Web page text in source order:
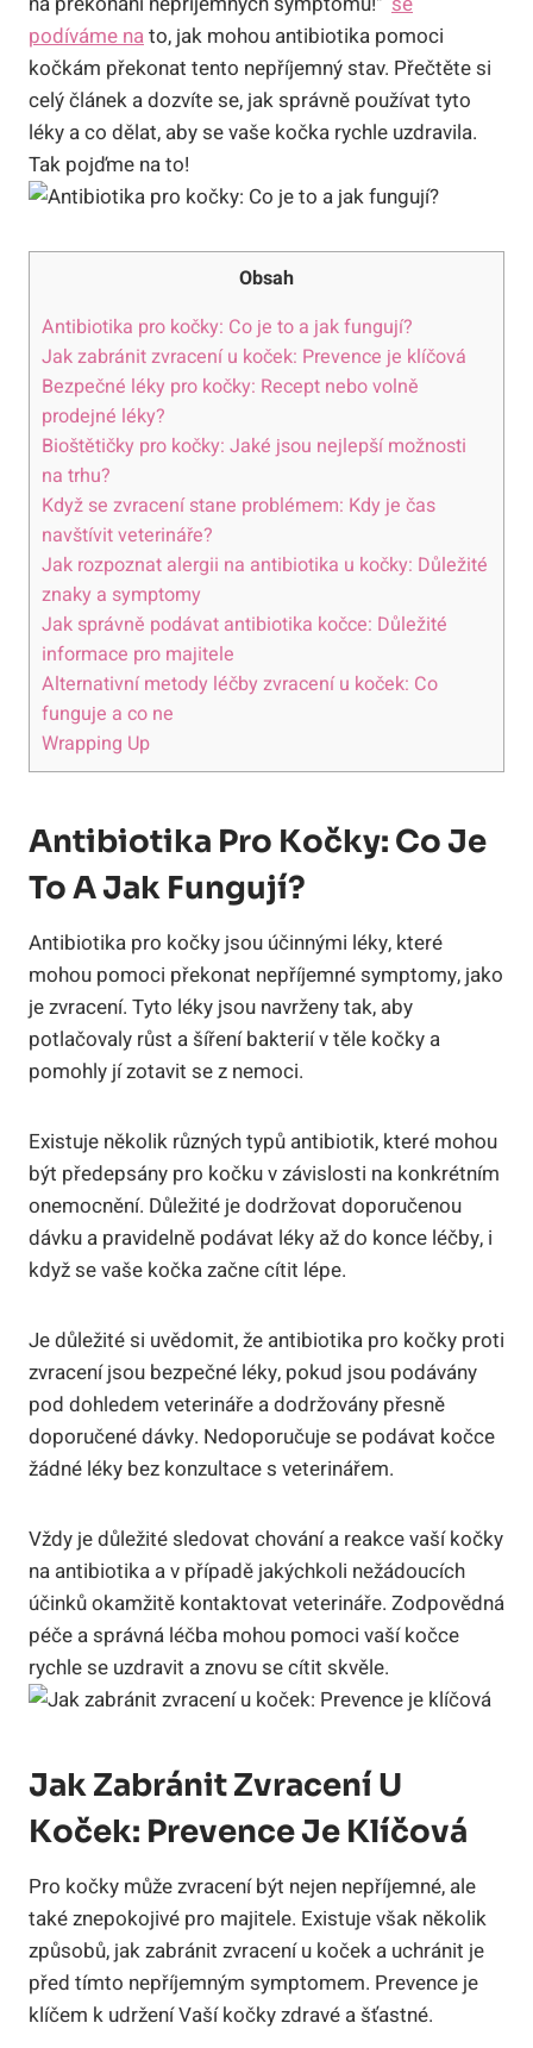
podíváme⁣ na⁢ to, jak mohou antibiotika pomoci
kočkám překonat tento nepříjemný stav. Přečtěte si
celý článek a dozvíte⁢ se, jak správně používat ⁣tyto
léky a co dělat, aby se vaše ⁤kočka rychle ‍uzdravila.‌
Tak pojďme na to!
Obsah
Antibiotika pro kočky: Co je to a​ jak fungují?
Jak zabránit zvracení ‍u koček:‍ Prevence je ⁣klíčová
Bezpečné léky pro kočky: Recept nebo ⁣volně
prodejné léky?
Bioštětičky⁢ pro kočky: Jaké‍ jsou nejlepší možnosti‌
na trhu?
Když se​ zvracení stane problémem:​ Kdy je čas
navštívit veterináře?
Jak rozpoznat alergii na antibiotika u kočky: Důležité⁢
znaky a symptomy
Jak ‌správně podávat antibiotika ⁢kočce:​ Důležité
informace pro majitele
Alternativní‌ metody ‍léčby zvracení u⁢ koček: ​Co
‍funguje a co ne
Wrapping Up
Antibiotika Pro Kočky: Co Je
To A​ Jak Fungují?
Antibiotika pro kočky jsou účinnými léky, které⁤
mohou pomoci překonat nepříjemné⁣ symptomy, jako‍
je zvracení. Tyto léky jsou navrženy ⁢tak, aby
potlačovaly růst a šíření bakterií v těle kočky ‍a
pomohly jí zotavit se z nemoci.
Existuje několik různých typů antibiotik, které mohou
být ⁤předepsány pro ⁢kočku v závislosti na konkrétním
onemocnění. Důležité je ⁣dodržovat doporučenou
dávku a pravidelně podávat​ léky až do konce léčby, i
když se vaše kočka začne cítit‌ lépe.
Je důležité si‍ uvědomit, že antibiotika pro kočky ‌proti
zvracení jsou bezpečné léky, pokud jsou​ podávány
pod dohledem veterináře a dodržovány přesně
doporučené dávky. Nedoporučuje se podávat kočce ​
žádné léky bez konzultace s‌ veterinářem.
Vždy⁤ je důležité sledovat chování a reakce vaší ‍kočky
na antibiotika a v případě jakýchkoli nežádoucích
účinků okamžitě kontaktovat veterináře.⁢ Zodpovědná⁢
péče a⁤ správná léčba mohou pomoci​ vaší kočce⁢
rychle se uzdravit a znovu se‌ cítit skvěle.
Jak Zabránit Zvracení ‍u
Koček:‍ Prevence Je ⁣klíčová
Pro kočky ‍může⁤ zvracení být nejen nepříjemné, ale
také znepokojivé pro majitele. Existuje však několik
způsobů, jak ​zabránit ​zvracení⁤ u koček a uchránit je
před tímto⁤ nepříjemným symptomem. Prevence je​
klíčem k udržení Vaší kočky zdravé a šťastné.